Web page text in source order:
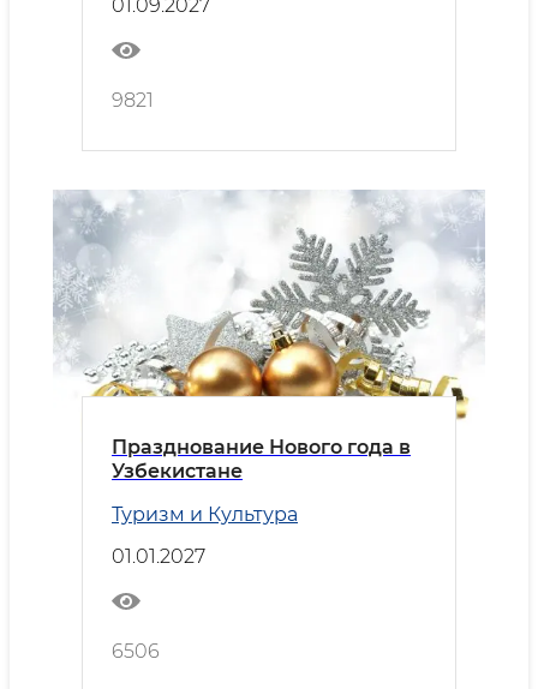
01.09.2027
9821
Празднование Нового года в
Узбекистане
Туризм и Культура
01.01.2027
6506